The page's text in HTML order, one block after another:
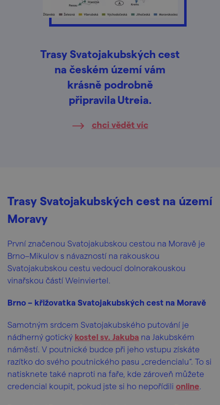
Trasy Svatojakubských cest
na českém území vám
krásně podrobně
připravila Utreia.
chci vědět víc
Trasy Svatojakubských cest na území
Moravy
První značenou Svatojakubskou cestou na Moravě je
Brno–Mikulov s návazností na rakouskou
Svatojakubskou cestu vedoucí dolnorakouskou
vinařskou částí Weinviertel.
Brno – křižovatka Svatojakubských cest na Moravě
Samotným srdcem Svatojakubského putování je
nádherný gotický kostel sv. Jakuba na Jakubském
náměstí. V poutnické budce při jeho vstupu získáte
razítko do svého poutnického pasu „credencialu“. To si
natisknete také naproti na faře, kde zároveň můžete
credencial koupit, pokud jste si ho nepořídili online.